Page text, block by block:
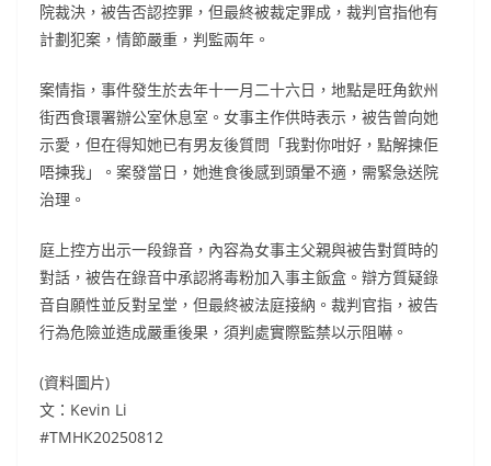
院裁決，被告否認控罪，但最終被裁定罪成，裁判官指他有
計劃犯案，情節嚴重，判監兩年。
案情指，事件發生於去年十一月二十六日，地點是旺角欽州
街西食環署辦公室休息室。女事主作供時表示，被告曾向她
示愛，但在得知她已有男友後質問「我對你咁好，點解揀佢
唔揀我」。案發當日，她進食後感到頭暈不適，需緊急送院
治理。
庭上控方出示一段錄音，內容為女事主父親與被告對質時的
對話，被告在錄音中承認將毒粉加入事主飯盒。辯方質疑錄
音自願性並反對呈堂，但最終被法庭接納。裁判官指，被告
行為危險並造成嚴重後果，須判處實際監禁以示阻嚇。
(資料圖片)
文：Kevin Li
#TMHK20250812